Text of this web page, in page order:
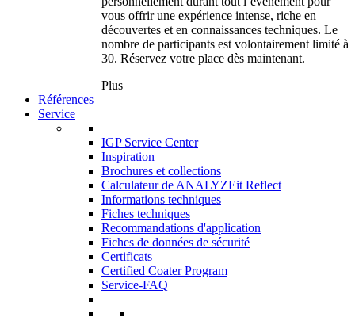
vous offrir une expérience intense, riche en
découvertes et en connaissances techniques. Le
nombre de participants est volontairement limité à
30. Réservez votre place dès maintenant.
Plus
Références
Service
IGP Service Center
Inspiration
Brochures et collections
Calculateur de ANALYZEit Reflect
Informations techniques
Fiches techniques
Recommandations d'application
Fiches de données de sécurité
Certificats
Certified Coater Program
Service-FAQ